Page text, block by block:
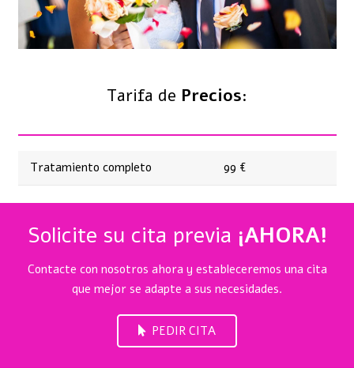
Tarifa de Precios:
Tratamiento completo 99 €
Solicite su cita previa ¡AHORA!
Contacte con nosotros ahora y estableceremos una cita
que mejor se adapte a sus necesidades.
PEDIR CITA